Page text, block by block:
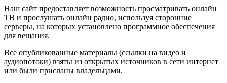
Наш сайт предоставляет возможность просматривать онлайн
ТВ и прослушать онлайн радио, используя сторонние
серверы, на которых установлено программное обеспечения
для вещания.
Все опубликованные материалы (ссылки на видео и
аудиопотоки) взяты из открытых источников в сети интернет
или были присланы владельцами.